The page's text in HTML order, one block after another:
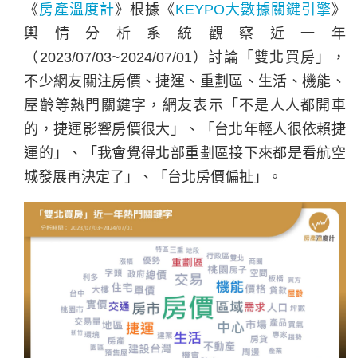
《房產溫度計》根據《KEYPO大數據關鍵引擎》
輿情分析系統觀察近一年
（2023/07/03~2024/07/01）討論「雙北買房」，
不少網友關注房價、捷運、重劃區、生活、機能、
屋齡等熱門關鍵字，網友表示「不是人人都開車
的，捷運影響房價很大」、「台北年輕人很依賴捷
運的」、「我會覺得北部重劃區接下來都是看航空
城發展再決定了」、「台北房價偏扯」。